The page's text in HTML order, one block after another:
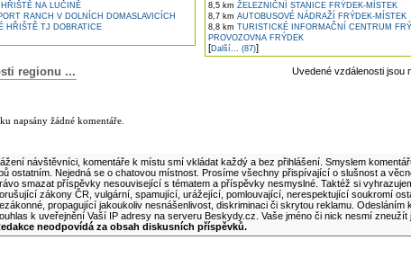
HŘIŠTĚ NA LUČINĚ
RANCH V DOLNÍCH DOMASLAVICÍCH
HŘIŠTĚ TJ DOBRATICE
8,5 km ŽELEZNIČNÍ STANICE FRÝDEK-MÍSTEK
8,7 km AUTOBUSOVÉ NÁDRAŽÍ FRÝDEK-MÍSTEK
8,8 km TURISTICKÉ INFORMAČNÍ CENTRUM
PROVOZOVNA FRÝDEK
[Další... (87)]
regionu ... Uvedené vzdálenosti jsou
napsány žádné komentáře.
návštěvníci, komentáře k místu smí vkládat každý a bez přihlášení. Smyslem
ostatním. Nejedná se o chatovou místnost. Prosíme všechny přispívající o slušnost a
smazat příspěvky nesouvisející s tématem a příspěvky nesmyslné. Taktéž si
zákony ČR, vulgární, spamující, urážející, pomlouvající, nerespektující soukromí
propagující jakoukoliv nesnášenlivost, diskriminaci či skrytou reklamu. Odesláním
k uveřejnění Vaší IP adresy na serveru Beskydy.cz. Vaše jméno či nick nesmí zneužít
neodpovídá za obsah diskusních příspěvků.